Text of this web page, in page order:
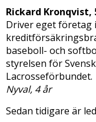
Rickard Kronqvist,
Driver eget företag
baseboll- och
styrelsen för
Lacrosseförbundet.
Nyval, 4 år
Sedan tidigare är